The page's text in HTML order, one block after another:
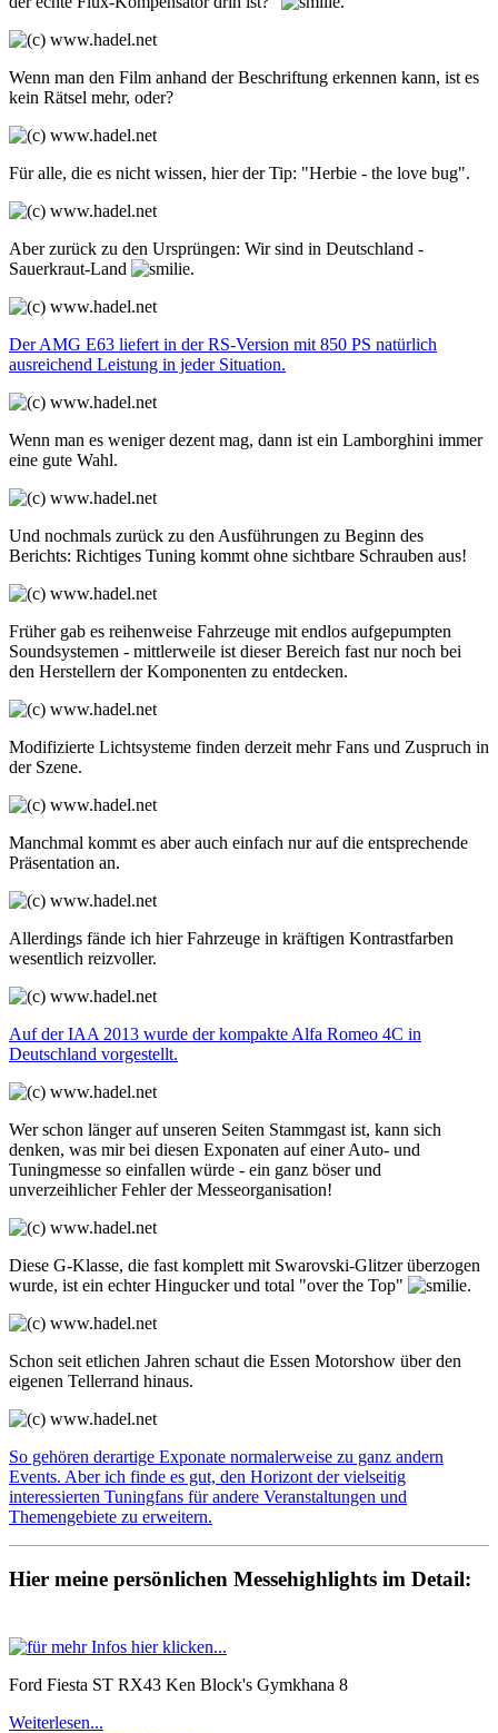
Wenn man den Film anhand der Beschriftung erkennen kann, ist es
kein Rätsel mehr, oder?
Für alle, die es nicht wissen, hier der Tip: "Herbie - the love bug".
Aber zurück zu den Ursprüngen: Wir sind in Deutschland -
Sauerkraut-Land
.
Der AMG E63 liefert in der RS-Version mit 850 PS natürlich
ausreichend Leistung in jeder Situation.
Wenn man es weniger dezent mag, dann ist ein Lamborghini immer
eine gute Wahl.
Und nochmals zurück zu den Ausführungen zu Beginn des
Berichts: Richtiges Tuning kommt ohne sichtbare Schrauben aus!
Früher gab es reihenweise Fahrzeuge mit endlos aufgepumpten
Soundsystemen - mittlerweile ist dieser Bereich fast nur noch bei
den Herstellern der Komponenten zu entdecken.
Modifizierte Lichtsysteme finden derzeit mehr Fans und Zuspruch in
der Szene.
Manchmal kommt es aber auch einfach nur auf die entsprechende
Präsentation an.
Allerdings fände ich hier Fahrzeuge in kräftigen Kontrastfarben
wesentlich reizvoller.
Auf der IAA 2013 wurde der kompakte Alfa Romeo 4C in
Deutschland vorgestellt.
Wer schon länger auf unseren Seiten Stammgast ist, kann sich
denken, was mir bei diesen Exponaten auf einer Auto- und
Tuningmesse so einfallen würde - ein ganz böser und
unverzeihlicher Fehler der Messeorganisation!
Diese G-Klasse, die fast komplett mit Swarovski-Glitzer überzogen
wurde, ist ein echter Hingucker und total "over the Top"
.
Schon seit etlichen Jahren schaut die Essen Motorshow über den
eigenen Tellerrand hinaus.
So gehören derartige Exponate normalerweise zu ganz andern
Events. Aber ich finde es gut, den Horizont der vielseitig
interessierten Tuningfans für andere Veranstaltungen und
Themengebiete zu erweitern.
Hier meine persönlichen Messehighlights im Detail:
Ford Fiesta ST RX43 Ken Block's Gymkhana 8
Weiterlesen...